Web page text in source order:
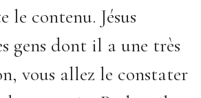
le contenu. Jésus
gens dont il a une très
vous allez le constater